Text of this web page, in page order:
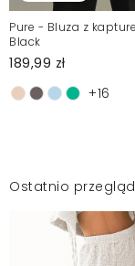
Pure - Bluza z
Black
189,99 zł
+16
Ostatnio